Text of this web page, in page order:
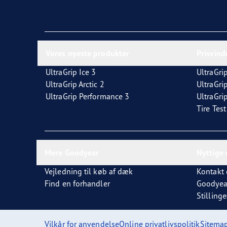
UltraGrip Ice 3
UltraGrip Arctic 2
UltraGrip Performance 3
Tire
Vejledning til køb af dæk
Find en forhandler
Kontakt
Vilkår for anvendelseOnline privatlivspolitik